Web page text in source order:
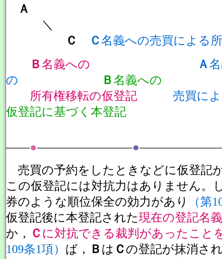
Ａ
＼
Ｃ
Ｃ名義への売買による
Ｂ名義への Ａ
の
Ｂ名義への
所有権移転の仮登記
売買に
仮登記に基づく本登記
――●――――――――●
売買の予約をしたときなどに仮登記
この仮登記には対抗力はありません。
券のような順位保全の効力があり
（第
仮登記後に本登記された現在の登記名
か， Ｃ に対抗できる裁判があったこと
109条1項） ば， Ｂ は Ｃの登記が抹消さ